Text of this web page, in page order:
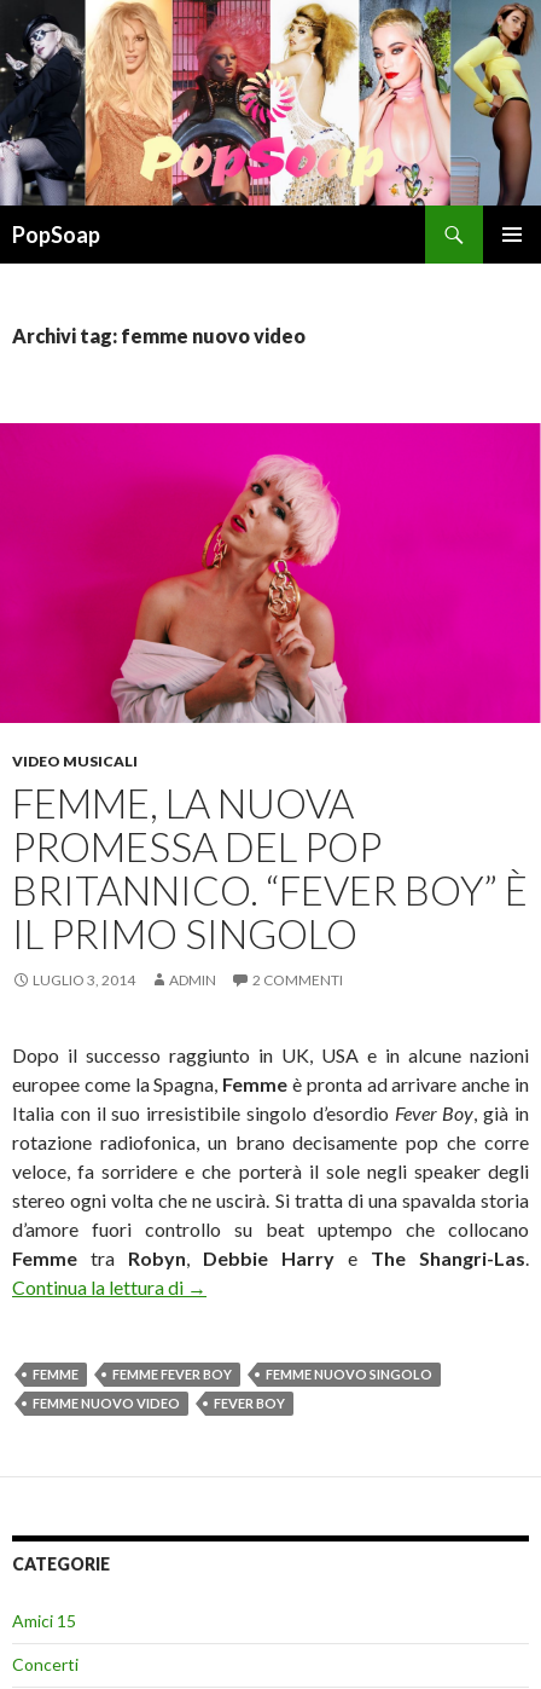
PopSoap
Archivi tag: femme nuovo video
VIDEO MUSICALI
FEMME, LA NUOVA
PROMESSA DEL POP
BRITANNICO. “FEVER BOY” È
IL PRIMO SINGOLO
LUGLIO 3, 2014 ADMIN 2 COMMENTI
Dopo il successo raggiunto in UK, USA e in alcune nazioni
europee come la Spagna, Femme è pronta ad arrivare anche in
Italia con il suo irresistibile singolo d’esordio Fever Boy , già in
rotazione radiofonica, un brano decisamente pop che corre
veloce, fa sorridere e che porterà il sole negli speaker degli
stereo ogni volta che ne uscirà. Si tratta di una spavalda storia
d’amore fuori controllo su beat uptempo che collocano
Femme tra Robyn Debbie Harry e The Shangri-Las
Continua la lettura di
Femme, la nuova promessa del pop
→
FEMME FEMME FEVER BOY
FEMME NUOVO SINGOLO
FEMME NUOVO VIDEO
FEVER BOY
CATEGORIE
Amici 15
Concerti